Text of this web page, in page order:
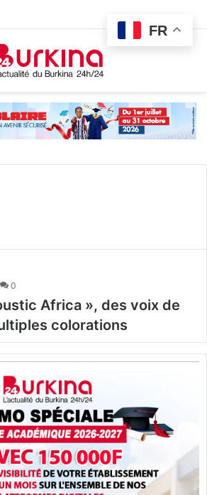
0
Africa », des voix de
colorations
FR